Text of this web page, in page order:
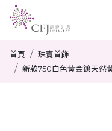
首頁
珠寶首飾
新款750白色黃金鑲天然